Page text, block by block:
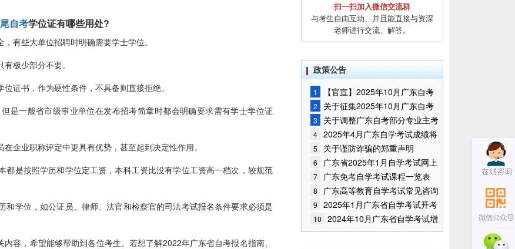
自考学位证有哪些用处?
些大单位招聘时明确需要学士学位。
极少部分不要。
书，作为硬性条件，不具备则直接拒绝。
一般省市级事业单位在发布招考简章时都会明确要求需有学士学位证
业职称评定中更具有优势，甚至起到决定性作用。
是按照学历和学位定工资，本科工资比没有学位工资高一档次，较规范
学位，如公证员、律师、法官和检察官的司法考试报名条件要求必须是
内容，希望能够帮助到各位考生。若想了解2022年广东省自考报名指南、
扫一扫加入微信交流群
与考生自由互动、并且能直接与资深
老师进行交流、解答。
政策公告
1
【官宣】2025年10月广东自考
报名时间通知
2
关于征集2025年10月广东自考
增加开考停考专业部分课程意向的
通告
3
关于调整广东自考部分专业主考
学校的通知
4 2025年4月广东自学考试成绩将
于5月9日公布
5 关于谨防诈骗的郑重声明
6
广东省2025年1月自学考试网上
报名报考须知
7 广东免考自学考试课程一览表
8
广东高等教育自学考试常见咨询
问题
9
2025年1月广东省自学考试开考
课程考试时间安排和使用教材的通
知
10
2024年10月广东省自学考试增
加一门开考课程的通告